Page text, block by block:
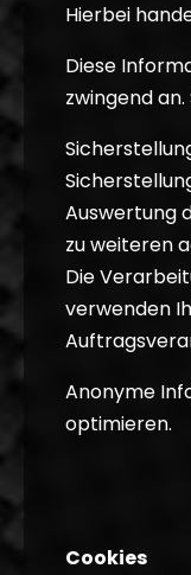
Hierbei
Diese
zwingend
Auswertung
zu weiteren
Die
verwenden
Anonyme
optimieren.
Cookies